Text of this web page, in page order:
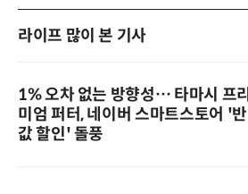
라이프 많이 본 기사
1% 오차 없는 방향성… 타마시 프리
미엄 퍼터, 네이버 스마트스토어 '반
값 할인' 돌풍